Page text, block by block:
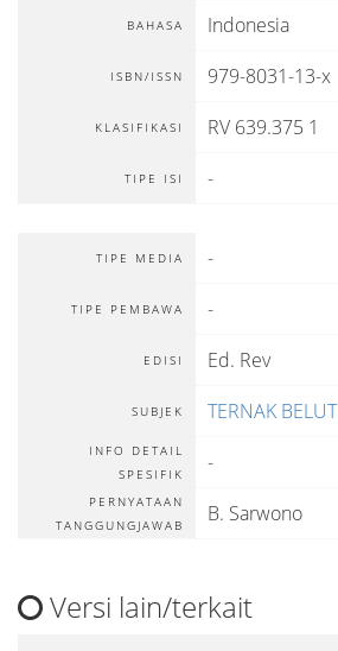
BAHASA Indonesia
ISBN/ISSN 979-8031-13-x
KLASIFIKASI RV 639.375 1
TIPE ISI -
TIPE MEDIA -
TIPE PEMBAWA -
EDISI Ed. Rev
SUBJEK TERNAK BELUT
INFO DETAIL
SPESIFIK
-
PERNYATAAN
TANGGUNGJAWAB
B. Sarwono
Versi lain/terkait